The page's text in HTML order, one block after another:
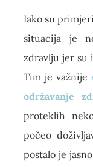
Iako su
situacija je
zdravlju jer su
Tim je važnije
održavanje
proteklih
počeo
postalo je